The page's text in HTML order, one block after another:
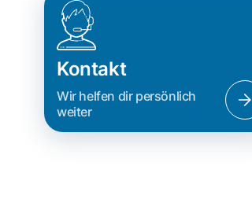
Kontakt
Wir helfen dir persönlich
weiter